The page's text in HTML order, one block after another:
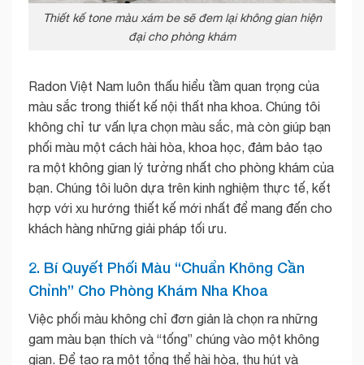
Thiết kế tone màu xám be sẽ đem lại không gian hiện
đại cho phòng khám
Radon Việt Nam luôn thấu hiểu tầm quan trọng của
màu sắc trong thiết kế nội thất nha khoa. Chúng tôi
không chỉ tư vấn lựa chọn màu sắc, mà còn giúp bạn
phối màu một cách hài hòa, khoa học, đảm bảo tạo
ra một không gian lý tưởng nhất cho phòng khám của
bạn. Chúng tôi luôn dựa trên kinh nghiệm thực tế, kết
hợp với xu hướng thiết kế mới nhất để mang đến cho
khách hàng những giải pháp tối ưu.
2. Bí Quyết Phối Màu “Chuẩn Không Cần
Chỉnh” Cho Phòng Khám Nha Khoa
Việc phối màu không chỉ đơn giản là chọn ra những
gam màu bạn thích và “tống” chúng vào một không
gian. Để tạo ra một tổng thể hài hòa, thu hút và